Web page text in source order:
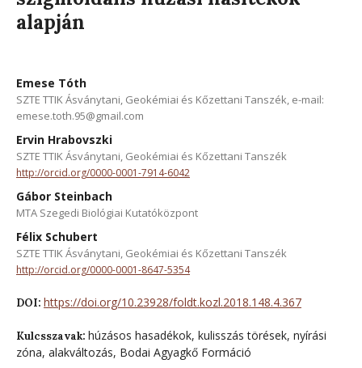
alapján
Emese Tóth
SZTE TTIK Ásványtani, Geokémiai és Kőzettani Tanszék, e-mail:
emese.toth.95@gmail.com
Ervin Hrabovszki
SZTE TTIK Ásványtani, Geokémiai és Kőzettani Tanszék
http://orcid.org/0000-0001-7914-6042
Gábor Steinbach
MTA Szegedi Biológiai Kutatóközpont
Félix Schubert
SZTE TTIK Ásványtani, Geokémiai és Kőzettani Tanszék
http://orcid.org/0000-0001-8647-5354
DOI: https://doi.org/10.23928/foldt.kozl.2018.148.4.367
Kulcsszavak: húzásos hasadékok, kulisszás törések, nyírási
zóna, alakváltozás, Bodai Agyagkő Formáció